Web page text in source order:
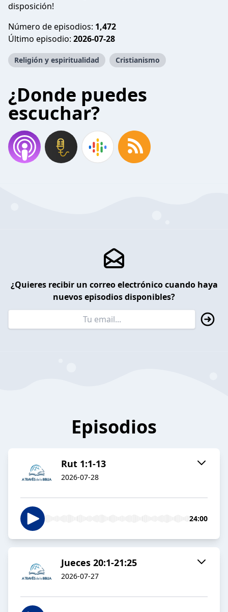
disposición!
Número de episodios: 1,472
Último episodio: 2026-07-28
Religión y espiritualidad Cristianismo
¿Donde puedes
escuchar?
¿Quieres recibir un correo electrónico cuando haya
nuevos episodios disponibles?
Episodios
Rut 1:1-13
2026-07-28
24:00
Jueces 20:1-21:25
2026-07-27